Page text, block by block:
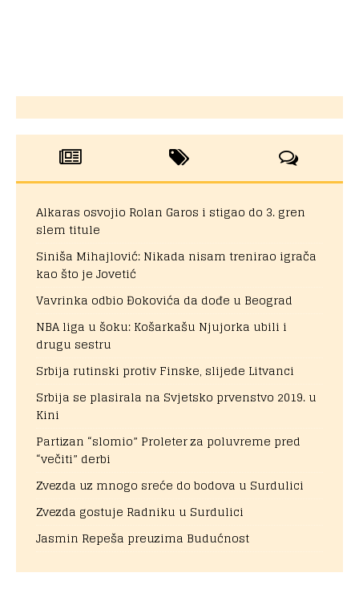
Alkaras osvojio Rolan Garos i stigao do 3. gren
slem titule
Siniša Mihajlović: Nikada nisam trenirao igrača
kao što je Jovetić
Vavrinka odbio Đokovića da dođe u Beograd
NBA liga u šoku: Košarkašu Njujorka ubili i
drugu sestru
Srbija rutinski protiv Finske, slijede Litvanci
Srbija se plasirala na Svjetsko prvenstvo 2019. u
Kini
Partizan “slomio” Proleter za poluvreme pred
“večiti” derbi
Zvezda uz mnogo sreće do bodova u Surdulici
Zvezda gostuje Radniku u Surdulici
Jasmin Repeša preuzima Budućnost